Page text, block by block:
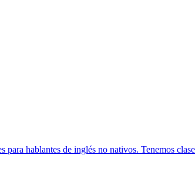
para hablantes de inglés no nativos. Tenemos